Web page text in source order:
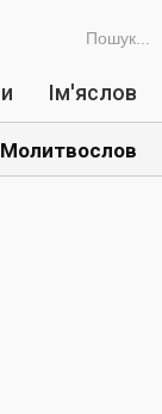
Ім'яслов
Молитвослов